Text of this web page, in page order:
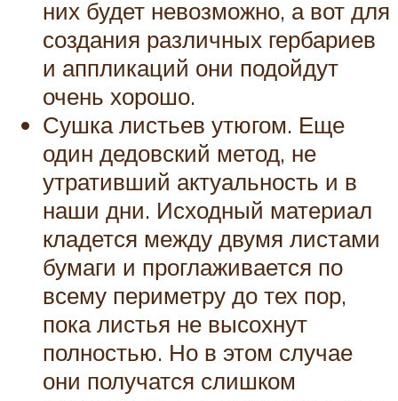
них будет невозможно, а вот для
создания различных гербариев
и аппликаций они подойдут
очень хорошо.
Сушка листьев утюгом. Еще
один дедовский метод, не
утративший актуальность и в
наши дни. Исходный материал
кладется между двумя листами
бумаги и проглаживается по
всему периметру до тех пор,
пока листья не высохнут
полностью. Но в этом случае
они получатся слишком